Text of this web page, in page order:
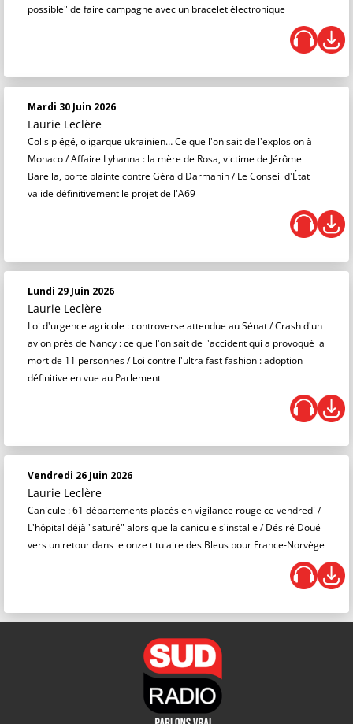
possible" de faire campagne avec un bracelet électronique
Mardi 30 Juin 2026
Laurie Leclère
Colis piégé, oligarque ukrainien… Ce que l'on sait de l'explosion à
Monaco / Affaire Lyhanna : la mère de Rosa, victime de Jérôme
Barella, porte plainte contre Gérald Darmanin / Le Conseil d'État
valide définitivement le projet de l'A69
Lundi 29 Juin 2026
Laurie Leclère
Loi d'urgence agricole : controverse attendue au Sénat / Crash d'un
avion près de Nancy : ce que l'on sait de l'accident qui a provoqué la
mort de 11 personnes / Loi contre l'ultra fast fashion : adoption
définitive en vue au Parlement
Vendredi 26 Juin 2026
Laurie Leclère
Canicule : 61 départements placés en vigilance rouge ce vendredi /
L'hôpital déjà "saturé" alors que la canicule s'installe / Désiré Doué
vers un retour dans le onze titulaire des Bleus pour France-Norvège